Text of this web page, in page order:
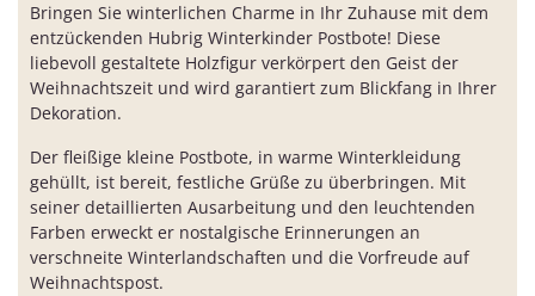
Bringen Sie winterlichen Charme in Ihr Zuhause mit dem
entzückenden Hubrig Winterkinder Postbote! Diese
liebevoll gestaltete Holzfigur verkörpert den Geist der
Weihnachtszeit und wird garantiert zum Blickfang in Ihrer
Dekoration.
Der fleißige kleine Postbote, in warme Winterkleidung
gehüllt, ist bereit, festliche Grüße zu überbringen. Mit
seiner detaillierten Ausarbeitung und den leuchtenden
Farben erweckt er nostalgische Erinnerungen an
verschneite Winterlandschaften und die Vorfreude auf
Weihnachtspost.